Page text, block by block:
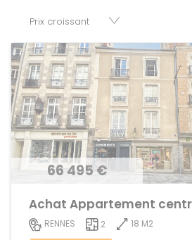
maisons, immeubles, terrains et murs.
66 495 €
RENNES 2
18 M2